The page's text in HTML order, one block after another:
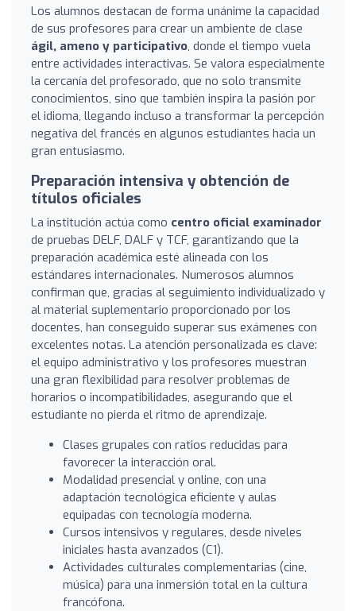
Los alumnos destacan de forma unánime la capacidad
de sus profesores para crear un ambiente de clase
ágil, ameno y participativo, donde el tiempo vuela
entre actividades interactivas. Se valora especialmente
la cercanía del profesorado, que no solo transmite
conocimientos, sino que también inspira la pasión por
el idioma, llegando incluso a transformar la percepción
negativa del francés en algunos estudiantes hacia un
gran entusiasmo.
Preparación intensiva y obtención de
títulos oficiales
La institución actúa como centro oficial examinador
de pruebas DELF, DALF y TCF, garantizando que la
preparación académica esté alineada con los
estándares internacionales. Numerosos alumnos
confirman que, gracias al seguimiento individualizado y
al material suplementario proporcionado por los
docentes, han conseguido superar sus exámenes con
excelentes notas. La atención personalizada es clave:
el equipo administrativo y los profesores muestran
una gran flexibilidad para resolver problemas de
horarios o incompatibilidades, asegurando que el
estudiante no pierda el ritmo de aprendizaje.
Clases grupales con ratios reducidas para
favorecer la interacción oral.
Modalidad presencial y online, con una
adaptación tecnológica eficiente y aulas
equipadas con tecnología moderna.
Cursos intensivos y regulares, desde niveles
iniciales hasta avanzados (C1).
Actividades culturales complementarias (cine,
música) para una inmersión total en la cultura
francófona.